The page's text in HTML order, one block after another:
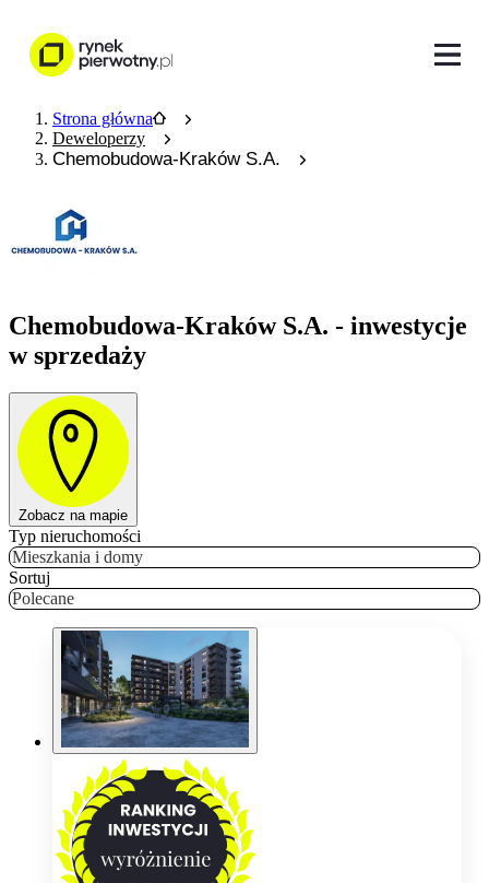
Strona główna
Deweloperzy
Chemobudowa-Kraków S.A.
Chemobudowa-Kraków S.A. - inwestycje
w sprzedaży
Zobacz na mapie
Typ nieruchomości
Mieszkania i domy
Sortuj
Polecane